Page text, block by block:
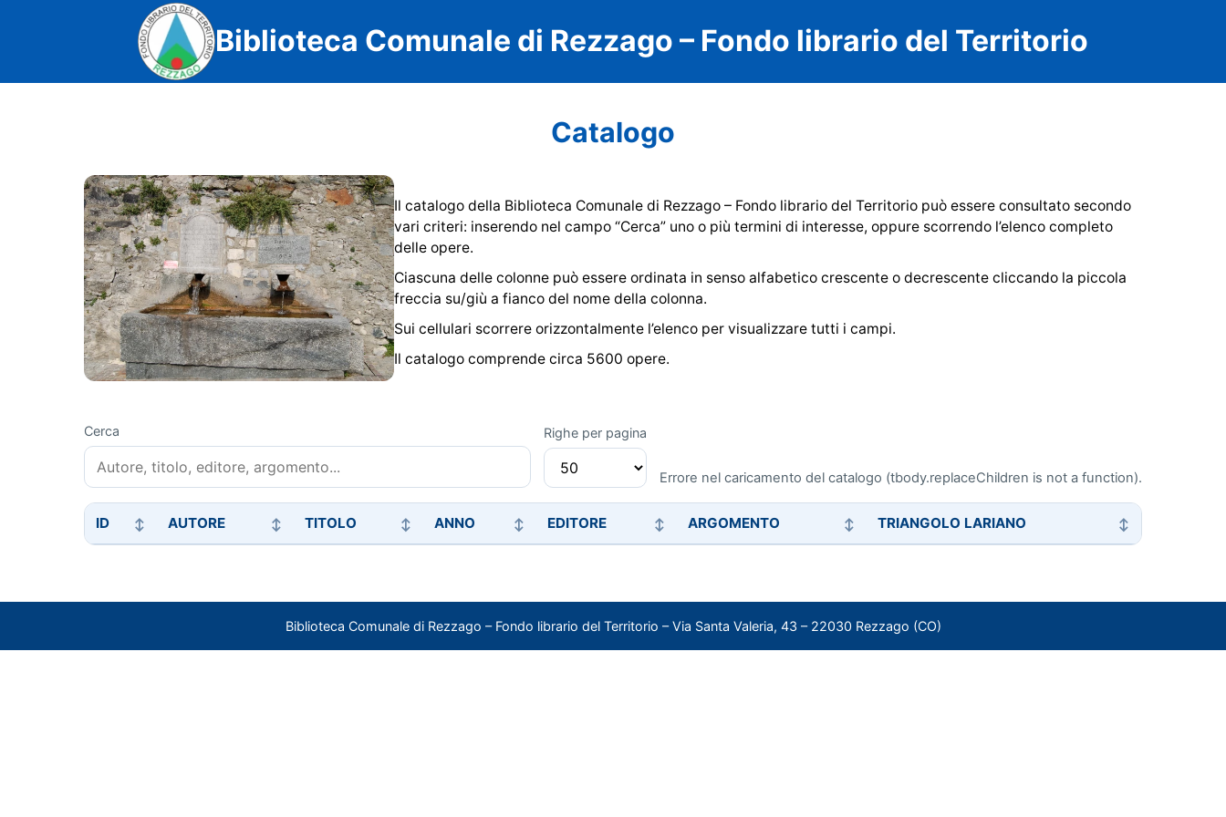
Biblioteca Comunale di Rezzago – Fondo librario del Territorio
Catalogo
Il catalogo della Biblioteca Comunale di Rezzago – Fondo librario del Territorio può essere consultato secondo
vari criteri: inserendo nel campo “Cerca” uno o più termini di interesse, oppure scorrendo l’elenco completo
delle opere.
Ciascuna delle colonne può essere ordinata in senso alfabetico crescente o decrescente cliccando la piccola
freccia su/giù a fianco del nome della colonna.
Sui cellulari scorrere orizzontalmente l’elenco per visualizzare tutti i campi.
Il catalogo comprende circa 5600 opere.
Cerca Righe per pagina
Errore nel caricamento del catalogo (tbody.replaceChildren is not a function).
ID AUTORE TITOLO ANNO EDITORE ARGOMENTO TRIANGOLO LARIANO
Biblioteca Comunale di Rezzago – Fondo librario del Territorio – Via Santa Valeria, 43 – 22030 Rezzago (CO)